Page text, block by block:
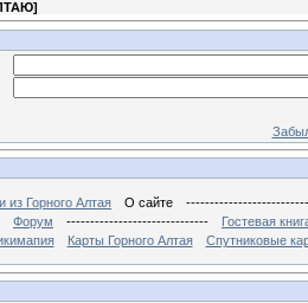
]
из Горного Алтая О сайте
Форум ------------------------------
Гостевая
Карты Горного Алтая Спутниковые